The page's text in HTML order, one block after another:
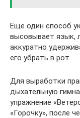
Еще один способ
высовывает язык,
аккуратно
его убрать в рот.
Для выработки
дыхательную
упражнение
«Горочку», после